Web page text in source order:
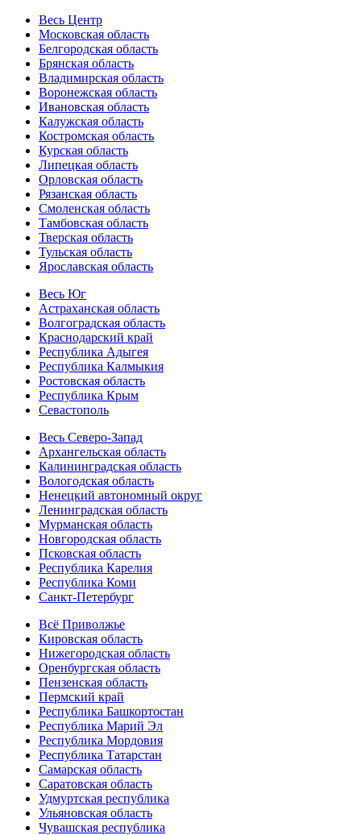
Весь Центр
Московская область
Белгородская область
Брянская область
Владимирская область
Воронежская область
Ивановская область
Калужская область
Костромская область
Курская область
Липецкая область
Орловская область
Рязанская область
Смоленская область
Тамбовская область
Тверская область
Тульская область
Ярославская область
Весь Юг
Астраханская область
Волгоградская область
Краснодарский край
Республика Адыгея
Республика Калмыкия
Ростовская область
Республика Крым
Севастополь
Весь Северо-Запад
Архангельская область
Калининградская область
Вологодская область
Ненецкий автономный округ
Ленинградская область
Мурманская область
Новгородская область
Псковская область
Республика Карелия
Республика Коми
Санкт-Петербург
Всё Приволжье
Кировская область
Нижегородская область
Оренбургская область
Пензенская область
Пермский край
Республика Башкортостан
Республика Марий Эл
Республика Мордовия
Республика Татарстан
Самарская область
Саратовская область
Удмуртская республика
Ульяновская область
Чувашская республика